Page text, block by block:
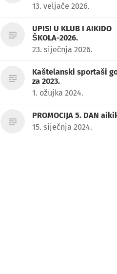
13. veljače 2026.
UPISI U KLUB I AIKIDO
ŠKOLA-2026.
23. siječnja 2026.
Kaštelanski sportaši
za 2023.
1. ožujka 2024.
PROMOCIJA 5. DAN
15. siječnja 2024.